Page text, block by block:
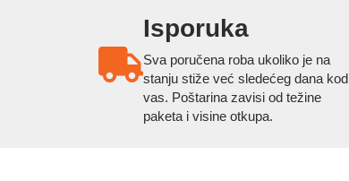
Isporuka
Sva poručena roba ukoliko je na
stanju stiže već sledećeg dana kod
vas. Poštarina zavisi od težine
paketa i visine otkupa.